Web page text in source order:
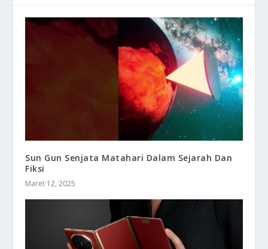
Sun Gun Senjata Matahari Dalam Sejarah Dan
Fiksi
Maret 12, 2025